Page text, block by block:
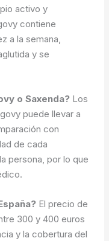
activo y
contiene
a la semana,
y se
o Saxenda? Los
puede llevar a
con
de cada
persona, por lo que
El precio de
300 y 400 euros
y la cobertura del